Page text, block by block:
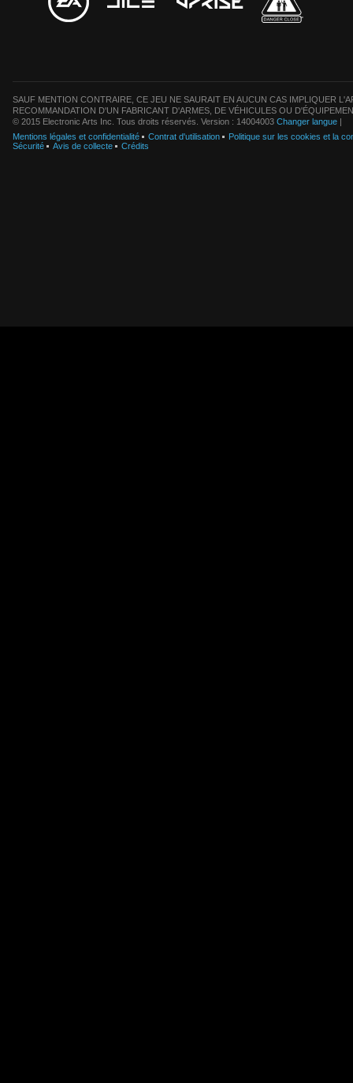
SAUF MENTION CONTRAIRE, CE JEU NE SAURAIT EN AUCUN CAS IMPLIQUER
RECOMMANDATION D'UN FABRICANT D'ARMES, DE VÉHICULES OU
© 2015 Electronic Arts Inc. Tous droits réservés. Version : 14004003 Changer langue |
Mentions légales et confidentialité
Contrat d'utilisation
Politique sur les cookies et la
Sécurité
Avis de collecte Crédits